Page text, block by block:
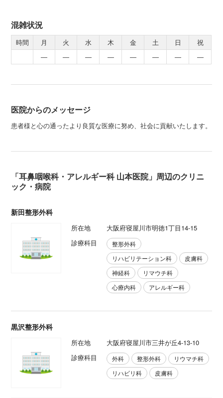
混雑状況
時間 月 火 水 木 金 土 日
祝
―
― ― ― ― ― ― ―
医院からのメッセージ
患者様と心の通ったより良質な医療に努め、社会に貢献いたします。
「耳鼻咽喉科・アレルギー科 山本医院」周辺のクリニ
ック・病院
新田整形外科
所在地
大阪府寝屋川市明徳1丁目14-15
診療科目
整形外科
リハビリテーション科
皮膚科
神経科
リマウチ科
心療内科
アレルギー科
黒沢整形外科
所在地
大阪府寝屋川市三井が丘4-13-10
診療科目
外科 整形外科
リウマチ科
リハビリ科
皮膚科